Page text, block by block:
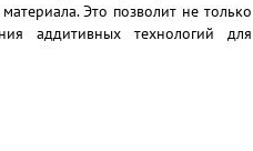
Это позволит не только
аддитивных технологий для